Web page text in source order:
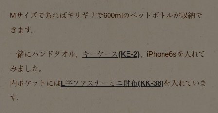
Mサイズであればギリギリで600mlのペットボトルが収納で
きます。
一緒にハンドタオル、 キーケース(KE-2)、iPhone6sを入れて
みました。
内ポケットにはL字ファスナーミニ財布(KK-38)を入れていま
す。